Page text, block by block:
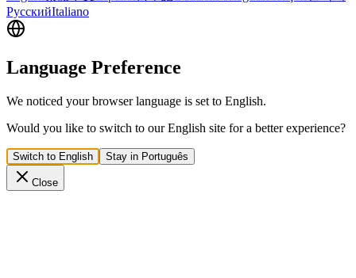
РусскийItaliano
Language Preference
We noticed your browser language is set to English.
Would you like to switch to our English site for a better experience?
Switch to English Stay in Português
Close